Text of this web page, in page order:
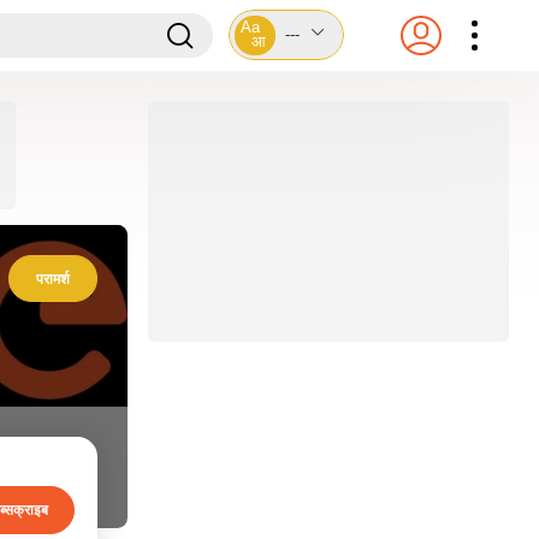
Aa
आ
---
परामर्श